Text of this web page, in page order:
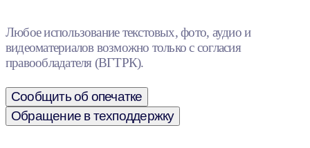
Любое использование текстовых, фото, аудио и
видеоматериалов возможно только с согласия
правообладателя (ВГТРК).
Сообщить об опечатке
Обращение в техподдержку